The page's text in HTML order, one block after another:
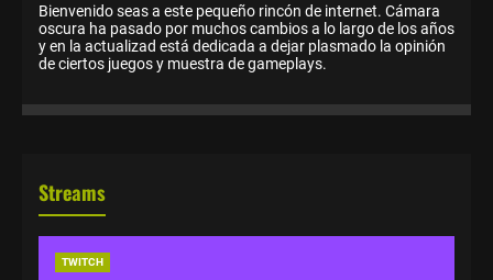
Bienvenido seas a este pequeño rincón de internet. Cámara
oscura ha pasado por muchos cambios a lo largo de los años
y en la actualizad está dedicada a dejar plasmado la opinión
de ciertos juegos y muestra de gameplays.
Streams
TWITCH